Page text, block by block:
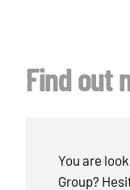
Find out
You are
Group?